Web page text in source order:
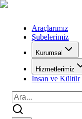
Araçlarımız
Şubelerimiz
Kurumsal
Hizmetlerimiz
İnsan ve Kültür